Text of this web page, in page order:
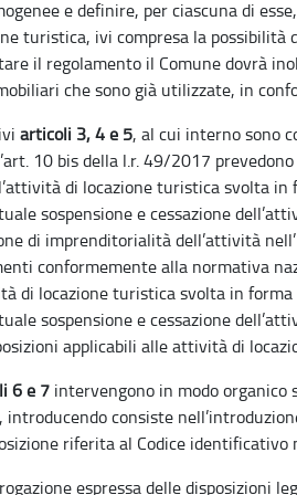
e definire, per ciascuna di
turistica, ivi compresa la
il regolamento il Comune dovrà
che sono già utilizzate, in
articoli 3, 4 e 5, al cui interno sono
10 bis della l.r. 49/2017
di locazione turistica svolta
sospensione e cessazione
di imprenditorialità dell’attività
conformemente alla normativa
di locazione turistica svolta in
sospensione e cessazione
applicabili alle attività di
6 e 7 intervengono in modo
consiste
riferita al Codice
espressa delle disposizioni